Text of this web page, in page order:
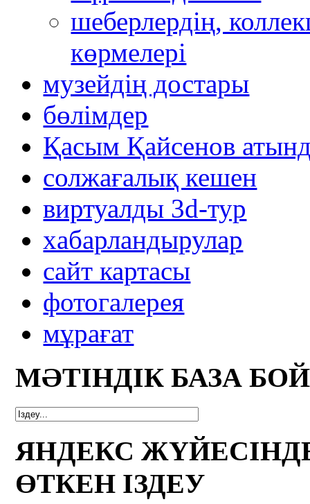
шеберлердің,
көрмелері
музейдің достары
бөлімдер
Қасым Қайсенов
солжағалық кешен
виртуалды 3d-тур
xабарландырулар
сайт картасы
фотогалерея
мұрағат
МӘТІНДІК БАЗА
ЯНДЕКС
ӨТКЕН ІЗДЕУ